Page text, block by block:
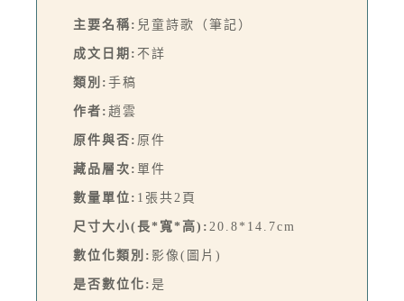
主要名稱: 兒童詩歌（筆記）
成文日期: 不詳
類別: 手稿
作者: 趙雲
原件與否: 原件
藏品層次: 單件
數量單位: 1張共2頁
尺寸大小(長*寬*高): 20.8*14.7cm
數位化類別: 影像(圖片)
是否數位化: 是